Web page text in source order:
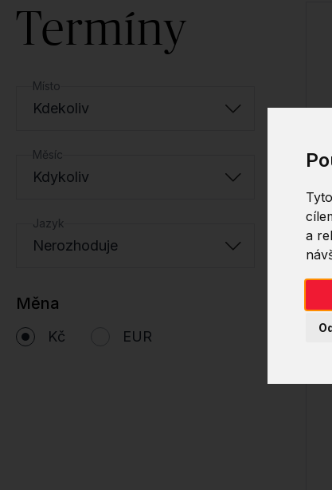
a
Termíny
Místo
Kdekoliv
Měsíc
Kdykoliv
Jazyk
Nerozhoduje
Měna
Kč EUR